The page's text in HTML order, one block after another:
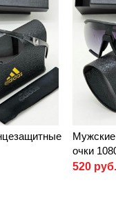
очки
520 руб.